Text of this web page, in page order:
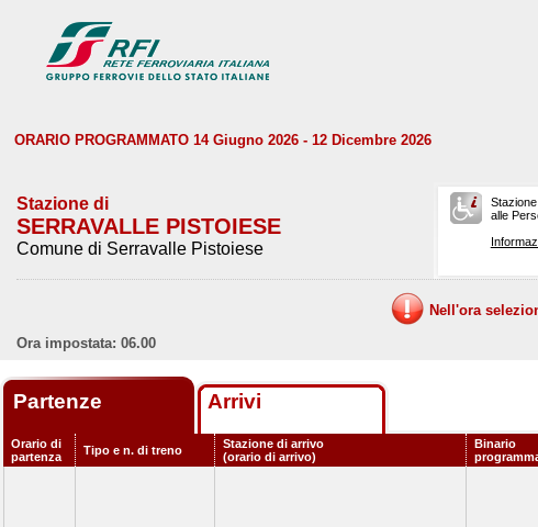
ORARIO PROGRAMMATO 14 Giugno 2026 - 12 Dicembre 2026
Stazione di
SERRAVALLE PISTOIESE
Comune di Serravalle Pistoiese
alle
Nell'ora
Ora impostata: 06.00
Partenze Arrivi
Orario di
partenza
Tipo e n. di treno
Stazione di arrivo
(orario di arrivo)
Binario